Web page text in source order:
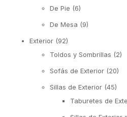
De Pie (6)
De Mesa (9)
Exterior (92)
Toldos y Sombrillas (2)
Sofás de Exterior (20)
Sillas de Exterior (45)
Taburetes de